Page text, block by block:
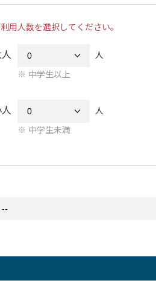
用人数を選択してください。
人
中学生以上
人
中学生未満